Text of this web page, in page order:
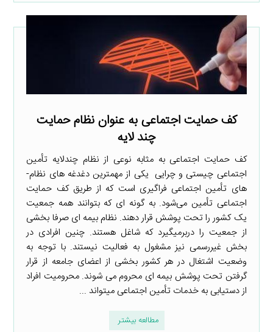
کف حمایت اجتماعی به عنوان نظام حمایت
چند لایه
کف حمایت اجتماعی به مثابه نوعی از نظام چندلایه تأمین
اجتماعی چیستی و چرایی یکی از مهم­ترین دغدغه­ های نظام­
های تأمین اجتماعی فراگیری است که از طریق کف حمایت
اجتماعی تأمین می‌شود. به گونه ­ای که بتوانند همه جمعیت
یک کشور را تحت پوشش قرار دهند. نظام بیمه­ ای صرفا بخشی
از جمعیت را دربرمی­گیرد که شاغل هستند. چنین افرادی در
بخش غیررسمی نیز مشغول به فعالیت نیستند. با توجه به
وضعیت اشتغال در هر کشور بخشی از اعضای جامعه از قرار
گرفتن تحت پوشش بیمه ­ای محروم می­ شوند. محرومیت افراد
از دست­یابی به خدمات تأمین اجتماعی می­تواند ...
مطالعه بیشتر